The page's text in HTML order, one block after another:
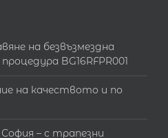
на безвъзмездна
BG16RFPR001
на качеството и по
София – с трапезни